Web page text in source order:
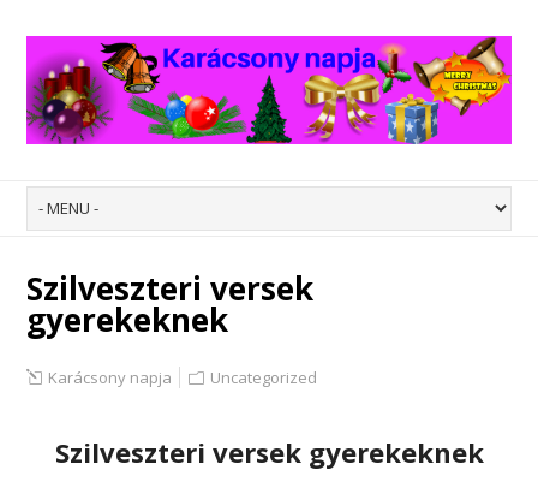
Szilveszteri versek
gyerekeknek
Karácsony napja Uncategorized
Szilveszteri versek gyerekeknek